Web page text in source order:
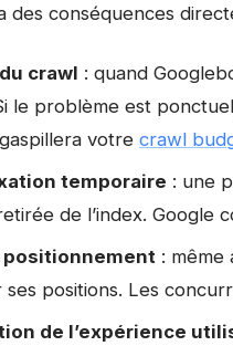
des conséquences
crawl : quand
le problème est
votre crawl
temporaire : une
de l’index. Google
positionnement :
ses positions. Les
de l’expérience